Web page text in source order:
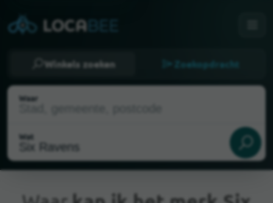
Winkels zoeken Zoekopdracht
Waar
Wat